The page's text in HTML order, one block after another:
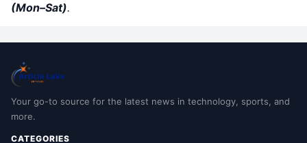
(Mon–Sat).
Your go-to source for the latest news in technology, sports, and
more.
CATEGORIES